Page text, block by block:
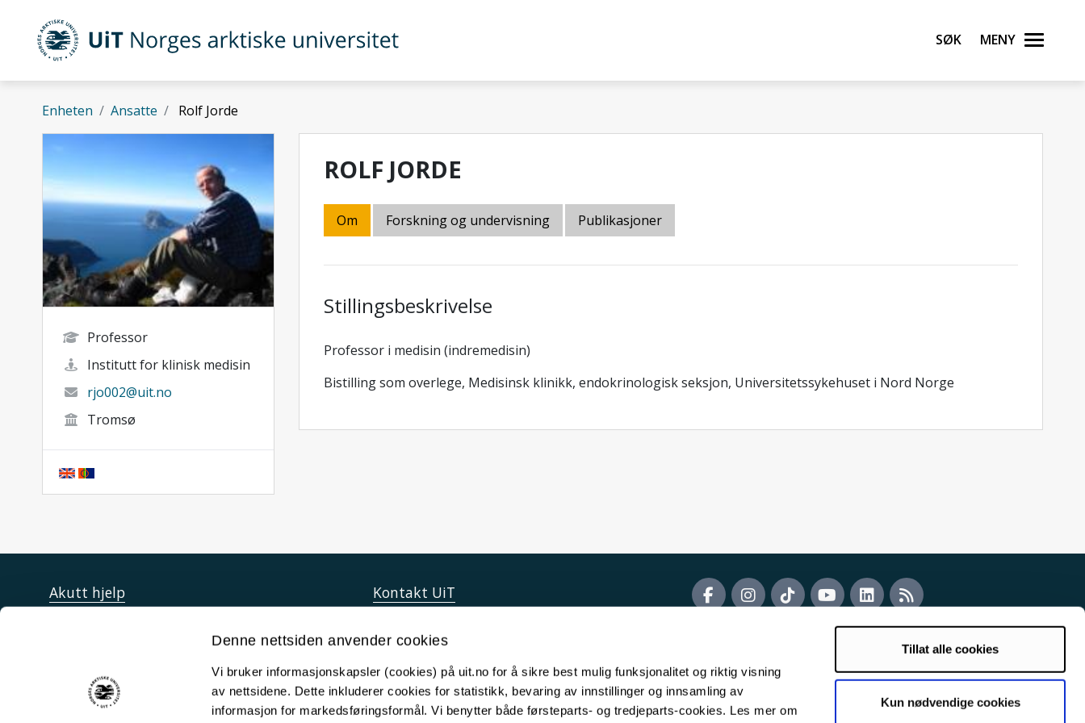
Denne nettsiden anvender cookies
Vi bruker informasjonskapsler (cookies) på uit.no for å sikre best mulig funksjonalitet og riktig visning
av nettsidene. Dette inkluderer cookies for statistikk, bevaring av innstillinger og innsamling av
informasjon for markedsføringsformål. Vi benytter både førsteparts- og tredjeparts-cookies. Les mer om
Tillat alle cookies
Kun nødvendige cookies
Gå til hovedinnhold
UiT Norges arktiske universitet Søk Meny
Enheten Ansatte Rolf Jorde
Professor
Institutt for klinisk medisin
rjo002@uit.no
Tromsø
ROLF JORDE
Om Forskning og undervisning Publikasjoner
Stillingsbeskrivelse
Professor i medisin (indremedisin)
Bistilling som overlege, Medisinsk klinikk, endokrinologisk seksjon, Universitetssykehuset i Nord Norge
Akutt hjelp
Personvern ved UiT
Sikkerhet, beredskap og personvern
Kontakt UiT
For skoler
Ledige stillinger
English website